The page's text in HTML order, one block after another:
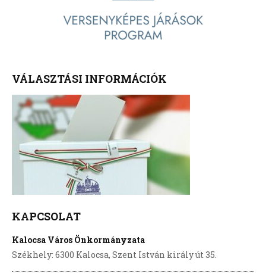
VÁLASZTÁSI INFORMÁCIÓK
KAPCSOLAT
Kalocsa Város Önkormányzata
Székhely: 6300 Kalocsa, Szent István király út 35.